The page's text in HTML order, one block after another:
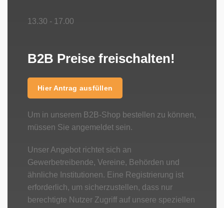
13.30 - 17.00
B2B Preise freischalten!
Hier Antrag ausfüllen
Um in unserem B2B-Shop bestellen zu können,
müssen Sie angemeldet sein.
Unser Angebot richtet sich an
Gewerbetreibende, Vereine, Behörden und
ähnliche Institutionen. Eine Registrierung ist
erforderlich, um sicherzustellen, dass nur
berechtigte Nutzer Zugriff auf unsere speziellen